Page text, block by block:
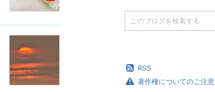
RSS
著作権についてのご注意